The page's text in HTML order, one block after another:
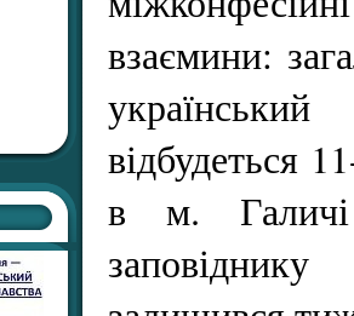
взаємини:
відбудеться
в м. Галичі